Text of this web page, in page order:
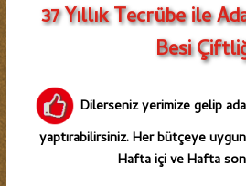
37 Yıllık Tecrübe ile
Besi
Dilerseniz yerimize gelip
yaptırabilirsiniz. Her bütçeye uygun
Hafta içi ve Hafta